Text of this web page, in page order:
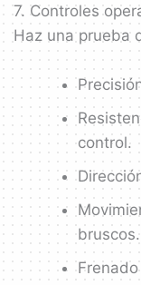
7. Controles
Haz una prueba
control.
bruscos.